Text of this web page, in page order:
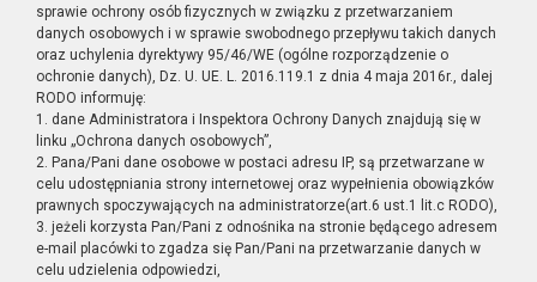
sprawie ochrony osób fizycznych w związku z przetwarzaniem
danych osobowych i w sprawie swobodnego przepływu takich danych
oraz uchylenia dyrektywy 95/46/WE (ogólne rozporządzenie o
ochronie danych), Dz. U. UE. L. 2016.119.1 z dnia 4 maja 2016r., dalej
RODO informuję:
1. dane Administratora i Inspektora Ochrony Danych znajdują się w
linku „Ochrona danych osobowych”,
2. Pana/Pani dane osobowe w postaci adresu IP, są przetwarzane w
celu udostępniania strony internetowej oraz wypełnienia obowiązków
prawnych spoczywających na administratorze(art.6 ust.1 lit.c RODO),
3. jeżeli korzysta Pan/Pani z odnośnika na stronie będącego adresem
e-mail placówki to zgadza się Pan/Pani na przetwarzanie danych w
celu udzielenia odpowiedzi,